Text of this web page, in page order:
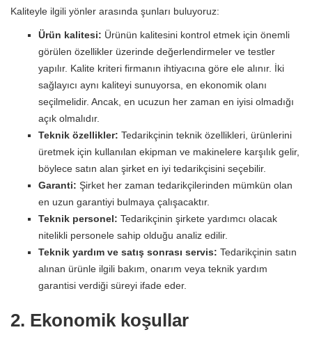
Kaliteyle ilgili yönler arasında şunları buluyoruz:
Ürün kalitesi: Ürünün kalitesini kontrol etmek için önemli
görülen özellikler üzerinde değerlendirmeler ve testler
yapılır. Kalite kriteri firmanın ihtiyacına göre ele alınır. İki
sağlayıcı aynı kaliteyi sunuyorsa, en ekonomik olanı
seçilmelidir. Ancak, en ucuzun her zaman en iyisi olmadığı
açık olmalıdır.
Teknik özellikler: Tedarikçinin teknik özellikleri, ürünlerini
üretmek için kullanılan ekipman ve makinelere karşılık gelir,
böylece satın alan şirket en iyi tedarikçisini seçebilir.
Garanti: Şirket her zaman tedarikçilerinden mümkün olan
en uzun garantiyi bulmaya çalışacaktır.
Teknik personel: Tedarikçinin şirkete yardımcı olacak
nitelikli personele sahip olduğu analiz edilir.
Teknik yardım ve satış sonrası servis: Tedarikçinin satın
alınan ürünle ilgili bakım, onarım veya teknik yardım
garantisi verdiği süreyi ifade eder.
2. Ekonomik koşullar